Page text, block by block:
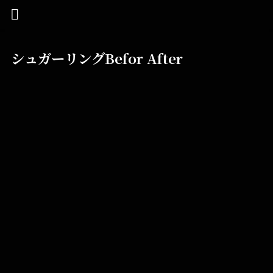
シュガーリングBefor After